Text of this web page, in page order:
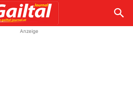
Anzeige